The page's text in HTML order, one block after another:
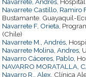
Navarrete, Andres,
Navarrete Castillo, Ramiro
Bustamante. Guayaquil-
Navarrete F, Orieta,
(Chile)
Navarrete M., Andrés,
Navarrete Molina, Andres,
Navarro Cáceres, Pablo,
NAVARRO MORATALLA,
Navarro R., Alex, Clínica